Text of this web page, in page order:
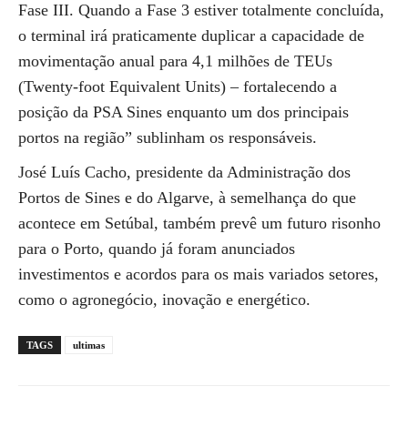
Fase III. Quando a Fase 3 estiver totalmente concluída,
o terminal irá praticamente duplicar a capacidade de
movimentação anual para 4,1 milhões de TEUs
(Twenty-foot Equivalent Units) – fortalecendo a
posição da PSA Sines enquanto um dos principais
portos na região” sublinham os responsáveis.
José Luís Cacho, presidente da Administração dos
Portos de Sines e do Algarve, à semelhança do que
acontece em Setúbal, também prevê um futuro risonho
para o Porto, quando já foram anunciados
investimentos e acordos para os mais variados setores,
como o agronegócio, inovação e energético.
TAGS ultimas